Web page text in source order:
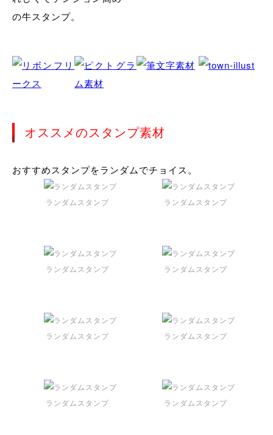
の牛スタンプ。
オススメのスタンプ素材
おすすめスタンプをランダムでチョイス。
ランダムスタンプ ランダムスタンプ
ランダムスタンプ ランダムスタンプ
ランダムスタンプ ランダムスタンプ
ランダムスタンプ ランダムスタンプ